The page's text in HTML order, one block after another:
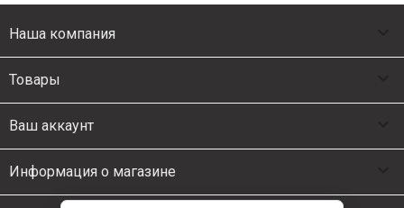
Наша компания
Товары
Ваш аккаунт
Информация о магазине